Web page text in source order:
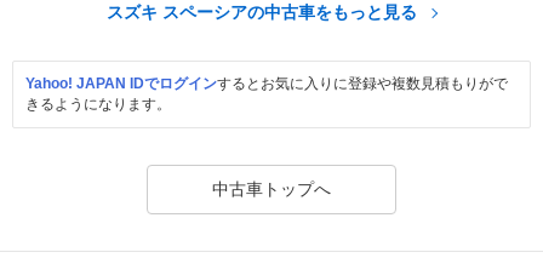
スズキ スペーシアの中古車をもっと見る
Yahoo! JAPAN IDでログインするとお気に入りに登録や複数見積もりがで
きるようになります。
中古車トップへ